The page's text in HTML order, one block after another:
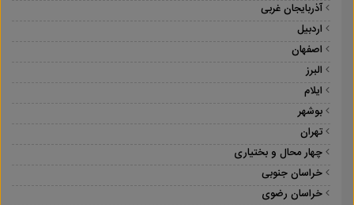
آذربایجان غربی
اردبیل
اصفهان
البرز
ایلام
بوشهر
تهران
چهار محال و بختیاری
خراسان جنوبی
خراسان رضوی